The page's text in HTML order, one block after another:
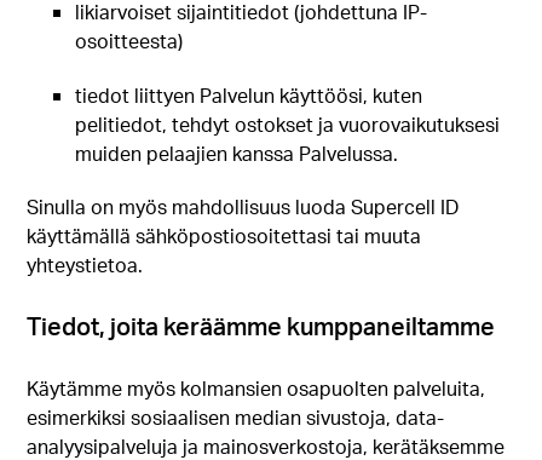
likiarvoiset sijaintitiedot (johdettuna IP-
osoitteesta)
tiedot liittyen Palvelun käyttöösi, kuten
pelitiedot, tehdyt ostokset ja vuorovaikutuksesi
muiden pelaajien kanssa Palvelussa.
Sinulla on myös mahdollisuus luoda Supercell ID
käyttämällä sähköpostiosoitettasi tai muuta
yhteystietoa.
Tiedot, joita keräämme kumppaneiltamme
Käytämme myös kolmansien osapuolten palveluita,
esimerkiksi sosiaalisen median sivustoja, data-
analyysipalveluja ja mainosverkostoja, kerätäksemme